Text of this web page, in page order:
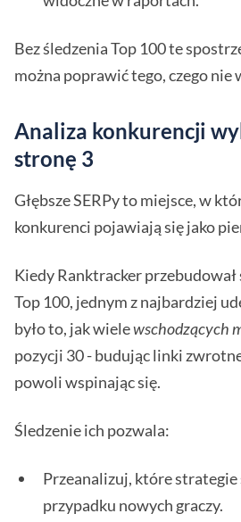
Bez śledzenia Top 100 te
można poprawić tego, czego nie
Analiza konkurencji
stronę 3
Głębsze SERPy to miejsce, w
konkurenci pojawiają się jako
Kiedy Ranktracker
Top 100, jednym z najbardziej
było to, jak wielewschodzących
pozycji 30 - budując linki
powoli wspinając się.
Śledzenie ich pozwala:
Przeanalizuj, które strategie
przypadku nowych graczy.